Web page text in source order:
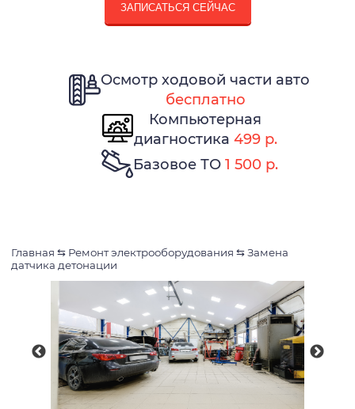
ЗАПИСАТЬСЯ СЕЙЧАС
Осмотр ходовой части авто
бесплатно
Компьютерная
диагностика 499 р.
Базовое ТО 1 500 р.
Главная ⇆ Ремонт электрооборудования ⇆ Замена
датчика детонации